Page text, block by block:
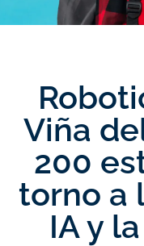
Viña
200
torno a
IA y